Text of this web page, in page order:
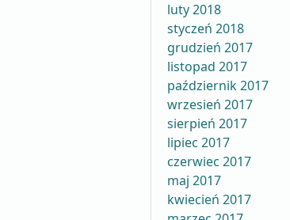
luty 2018
styczeń 2018
grudzień 2017
listopad 2017
październik 2017
wrzesień 2017
sierpień 2017
lipiec 2017
czerwiec 2017
maj 2017
kwiecień 2017